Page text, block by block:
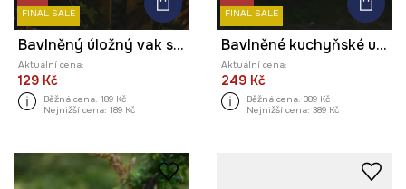
FINAL SALE
Bavlněný úložný vak s potiskem, 30 x 40 cm
Aktuální cena:
129 Kč
Běžná cena: 189 Kč
Nejnižší cena: 189 Kč
FINAL SALE
Bavlněné kuchyňské utěrky se vzorem (2-pack)
Aktuální cena:
249 Kč
Běžná cena: 389 Kč
Nejnižší cena: 389 Kč